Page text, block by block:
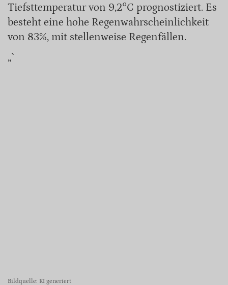
Tiefsttemperatur von 9,2°C prognostiziert. Es
besteht eine hohe Regenwahrscheinlichkeit
von 83%, mit stellenweise Regenfällen.
„`
Bildquelle: KI generiert